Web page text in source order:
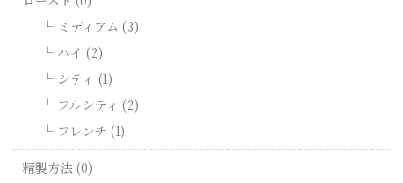
ミディアム (3)
ハイ (2)
シティ (1)
フルシティ (2)
フレンチ (1)
精製方法 (0)